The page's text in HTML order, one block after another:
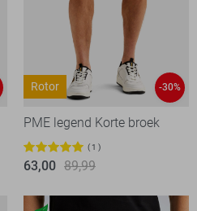
Rotor -30%
PME legend Korte broek
1
63,00 89,99